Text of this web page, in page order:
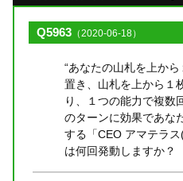
Q5963 （2020-06-18）
“あなたの山札を上か
置き、山札を上から１
り、１つの能力で複数
のターンに効果であな
する「CEO アマテラ
は何回発動しますか？